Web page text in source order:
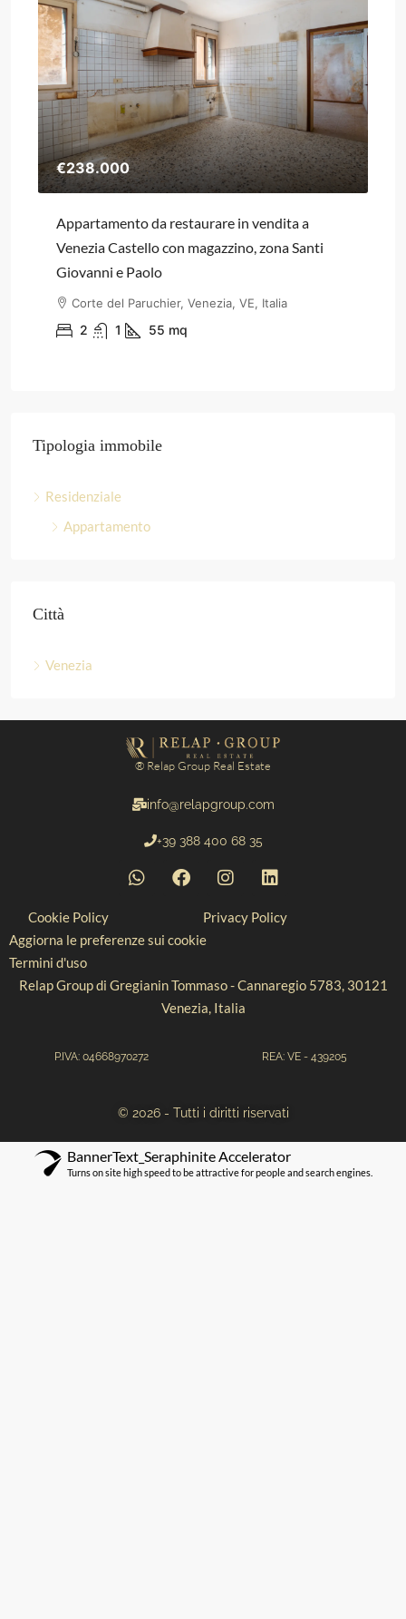
€238.000
Appartamento da restaurare in vendita a
Venezia Castello con magazzino, zona Santi
Giovanni e Paolo
Corte del Paruchier, Venezia, VE, Italia
2 1 55 mq
Tipologia immobile
Residenziale
Appartamento
Città
Venezia
® Relap Group Real Estate
info@relapgroup.com
+39 388 400 68 35
Cookie Policy
Privacy Policy
Aggiorna le preferenze sui cookie
Termini d'uso
Relap Group di Gregianin Tommaso - Cannaregio 5783, 30121
Venezia, Italia
P.IVA: 04668970272
© 2026 - Tutti i diritti riservati
REA: VE - 439205
BannerText_Seraphinite Accelerator
Turns on site high speed to be attractive for people and search engines.